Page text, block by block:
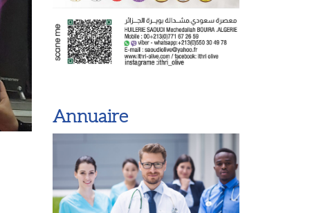
Annuaire